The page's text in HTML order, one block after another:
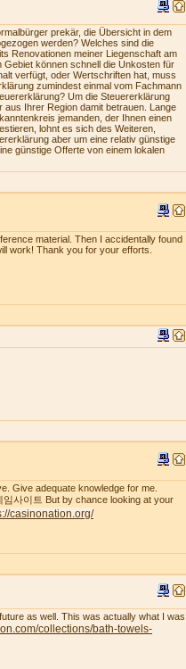
prekär, die Übersicht in dem
werden? Welches sind die
Renovationen meiner Liegenschaft am
Gebiet können schnell die Unkosten für
verfügt, oder Wertschriften hat, muss
zumindest einmal vom Fachmann
Um die Steuererklärung
Ihrer Region damit betrauen. Lange
jemanden, der Ihnen einen
lohnt es sich des Weiteren,
aber um eine relativ günstige
günstige Offerte von einem lokalen
material. Then I accidentally found
work! Thank you for your efforts.
Give adequate knowledge for me.
사이트 But by chance looking at your
casinonation.org/
as well. This was actually what I was
collections/bath-towels-